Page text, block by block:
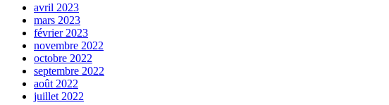
avril 2023
mars 2023
février 2023
novembre 2022
octobre 2022
septembre 2022
août 2022
juillet 2022